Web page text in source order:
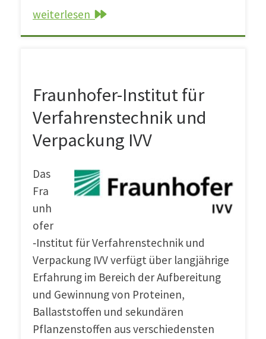
weiterlesen
Fraunhofer-Institut für
Verfahrenstechnik und
Verpackung IVV
Das
Fra
unh
ofer
‐Institut für Verfahrenstechnik und
Verpackung IVV verfügt über langjährige
Erfahrung im Bereich der Aufbereitung
und Gewinnung von Proteinen,
Ballaststoffen und sekundären
Pflanzenstoffen aus verschiedensten